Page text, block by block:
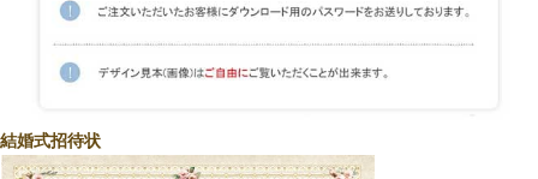
結婚式招待状